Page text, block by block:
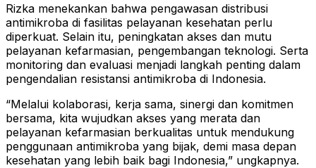
Rizka menekankan bahwa pengawasan distribusi
antimikroba di fasilitas pelayanan kesehatan perlu
diperkuat. Selain itu, peningkatan akses dan mutu
pelayanan kefarmasian, pengembangan teknologi. Serta
monitoring dan evaluasi menjadi langkah penting dalam
pengendalian resistansi antimikroba di Indonesia.
“Melalui kolaborasi, kerja sama, sinergi dan komitmen
bersama, kita wujudkan akses yang merata dan
pelayanan kefarmasian berkualitas untuk mendukung
penggunaan antimikroba yang bijak, demi masa depan
kesehatan yang lebih baik bagi Indonesia,” ungkapnya.